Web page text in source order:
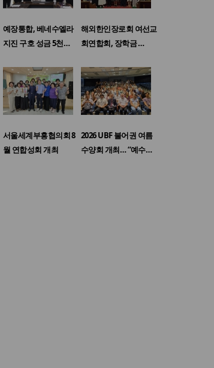
예장통합, 베네수엘라
지진 구호 성금 5천…
해외한인장로회 여선교
회연합회, 장학금 …
서울세계부흥협의회 8
월 연합성회 개최
2026 UBF 불어권 여름
수양회 개최… “예수…